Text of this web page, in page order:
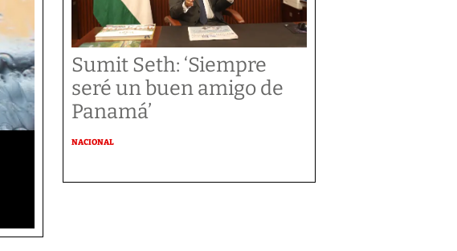
Sumit Seth: ‘Siempre
seré un buen amigo de
Panamá’
NACIONAL